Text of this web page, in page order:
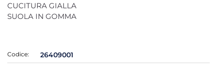
CUCITURA GIALLA
SUOLA IN GOMMA
Codice: 26409001